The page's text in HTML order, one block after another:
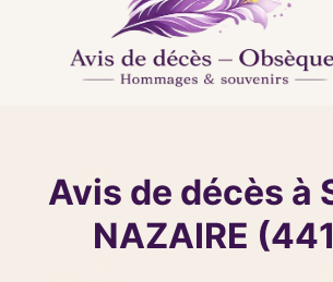
Avis de décès à
NAZAIRE